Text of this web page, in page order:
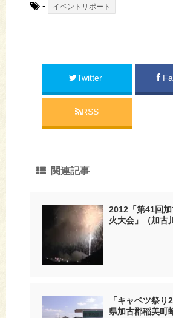
- イベントリポート
Twitter
RSS
関連記事
2012「第41回
火大会」（加古
「キャベツ祭
県加古郡稲美町